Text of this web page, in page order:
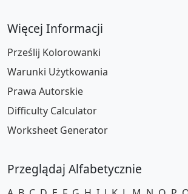
Więcej Informacji
Prześlij Kolorowanki
Warunki Użytkowania
Prawa Autorskie
Difficulty Calculator
Worksheet Generator
Przeglądaj Alfabetycznie